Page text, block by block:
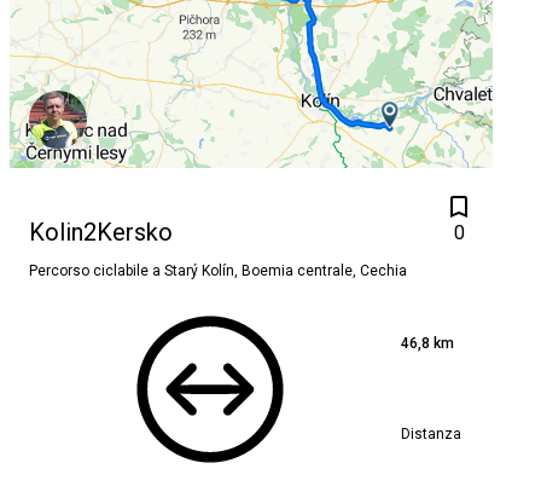
0
Kolin2Kersko
Percorso ciclabile a Starý Kolín, Boemia centrale, Cechia
46,8 km
Distanza